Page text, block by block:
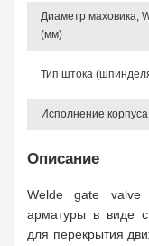
Диаметр маховика,
(мм)
Тип штока
Исполнение корпуса
Описание
Welde gate valve
арматуры в виде
для перекрытия